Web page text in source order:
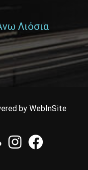
Λιόσια
by WebInSite